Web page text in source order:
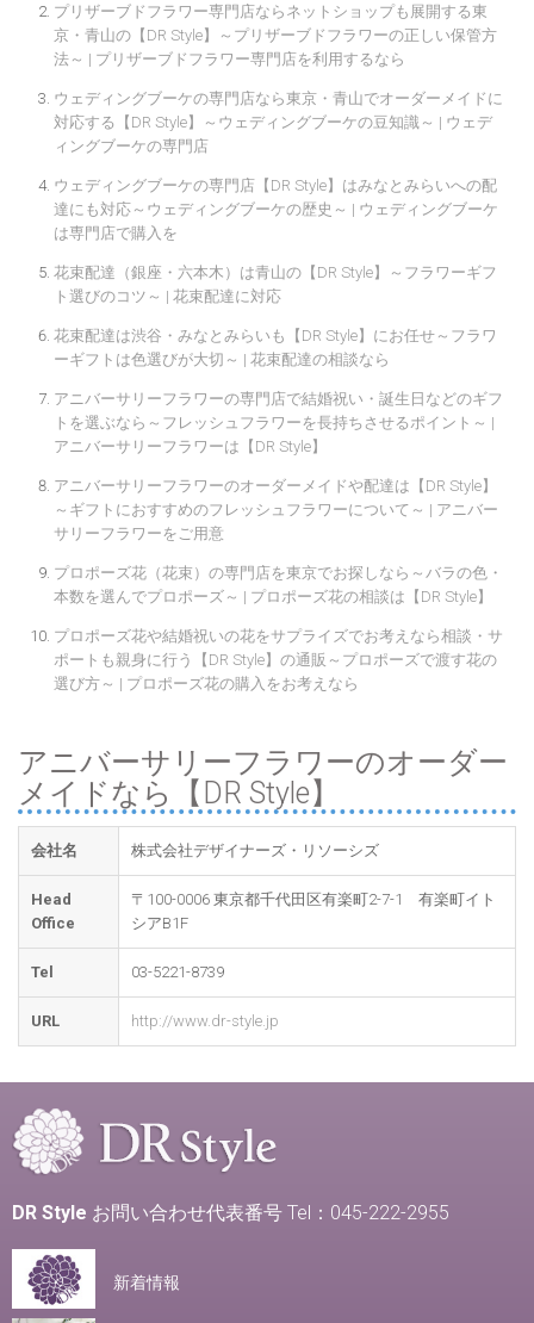
プリザーブドフラワー専門店ならネットショップも展開する東
京・青山の【DR Style】～プリザーブドフラワーの正しい保管方
法～ | プリザーブドフラワー専門店を利用するなら
ウェディングブーケの専門店なら東京・青山でオーダーメイドに
対応する【DR Style】～ウェディングブーケの豆知識～ | ウェデ
ィングブーケの専門店
ウェディングブーケの専門店【DR Style】はみなとみらいへの配
達にも対応～ウェディングブーケの歴史～ | ウェディングブーケ
は専門店で購入を
花束配達（銀座・六本木）は青山の【DR Style】～フラワーギフ
ト選びのコツ～ | 花束配達に対応
花束配達は渋谷・みなとみらいも【DR Style】にお任せ～フラワ
ーギフトは色選びが大切～ | 花束配達の相談なら
アニバーサリーフラワーの専門店で結婚祝い・誕生日などのギフ
トを選ぶなら～フレッシュフラワーを長持ちさせるポイント～ |
アニバーサリーフラワーは【DR Style】
アニバーサリーフラワーのオーダーメイドや配達は【DR Style】
～ギフトにおすすめのフレッシュフラワーについて～ | アニバー
サリーフラワーをご用意
プロポーズ花（花束）の専門店を東京でお探しなら～バラの色・
本数を選んでプロポーズ～ | プロポーズ花の相談は【DR Style】
プロポーズ花や結婚祝いの花をサプライズでお考えなら相談・サ
ポートも親身に行う【DR Style】の通販～プロポーズで渡す花の
選び方～ | プロポーズ花の購入をお考えなら
アニバーサリーフラワーのオーダー
メイドなら【DR Style】
会社名 株式会社デザイナーズ・リソーシズ
Head
Office
〒100-0006 東京都千代田区有楽町2-7-1 有楽町イト
シアB1F
Tel 03-5221-8739
URL http://www.dr-style.jp
DR Style お問い合わせ代表番号 Tel：045-222-2955
新着情報